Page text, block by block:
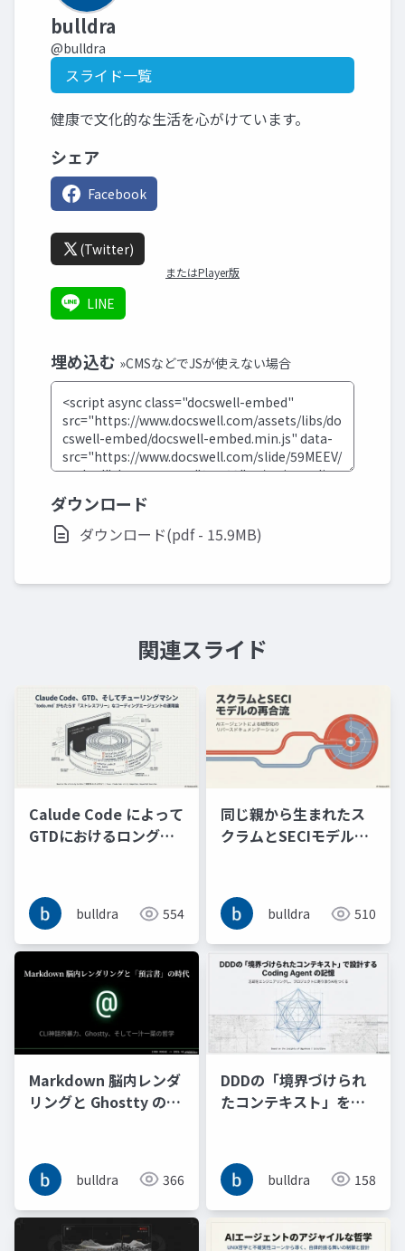
bulldra
@bulldra
スライド一覧
健康で文化的な生活を心がけています。
シェア
Facebook
(Twitter)
またはPlayer版
LINE
埋め込む »CMSなどでJSが使えない場合
ダウンロード
ダウンロード(pdf - 15.9MB)
関連スライド
Calude Code によって
GTDにおけるロング
グマシンの意味的再現
となったbulldra 554
同じ親から生まれたス
クラムとSECIモデルは
ュメンテーションで再
合流するbulldra 510
Markdown 脳内レンダ
リングと Ghostty の一
る預言書の時代
bulldra 366
DDDの「境界づけられ
たコンテキスト」をヒ
Agent の記憶と忘却を
コンテキストンジニア
リングする
bulldra 158